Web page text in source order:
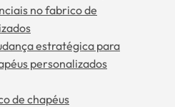
no fabrico de
estratégica para
personalizados
de chapéus